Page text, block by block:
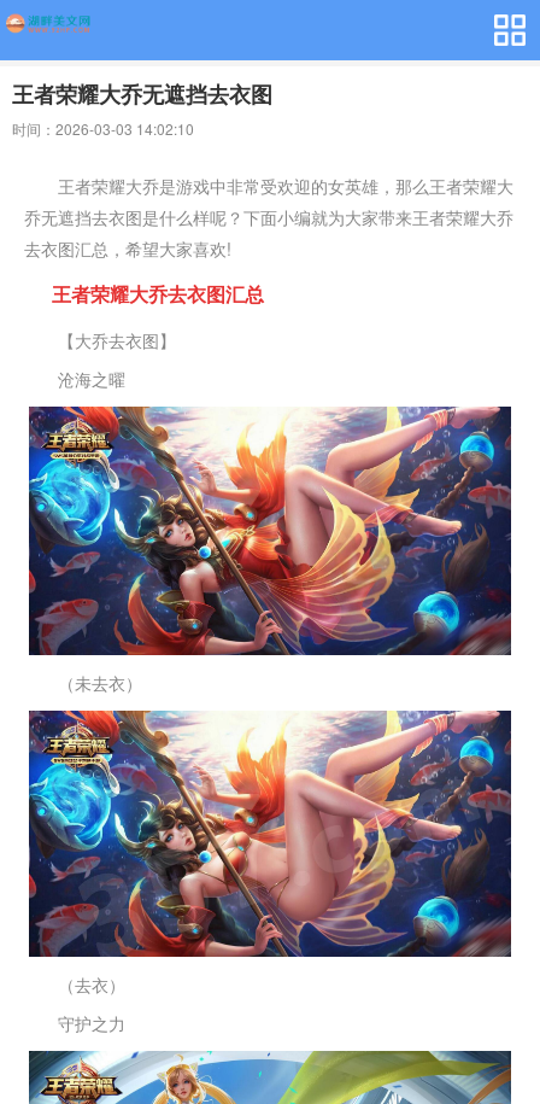
王者荣耀大乔无遮挡去衣图
时间：2026-03-03 14:02:10
王者荣耀大乔是游戏中非常受欢迎的女英雄，那么王者荣耀大
乔无遮挡去衣图是什么样呢？下面小编就为大家带来王者荣耀大乔
去衣图汇总，希望大家喜欢!
王者荣耀大乔去衣图汇总
【大乔去衣图】
沧海之曜
（未去衣）
（去衣）
守护之力